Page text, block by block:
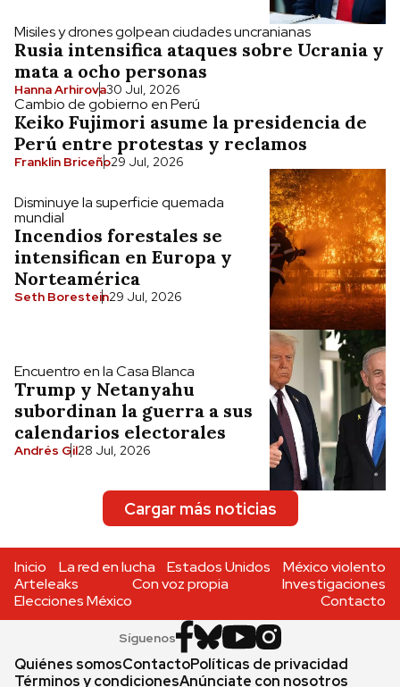
Misiles y drones golpean ciudades uncranianas
Rusia intensifica ataques sobre Ucrania y
mata a ocho personas
Hanna Arhirova30 Jul, 2026
Cambio de gobierno en Perú
Keiko Fujimori asume la presidencia de
Perú entre protestas y reclamos
Franklin Briceño29 Jul, 2026
Disminuye la superficie quemada
mundial
Incendios forestales se
intensifican en Europa y
Norteamérica
Seth Borestein29 Jul, 2026
Encuentro en la Casa Blanca
Trump y Netanyahu
subordinan la guerra a sus
calendarios electorales
Andrés Gil28 Jul, 2026
Cargar más noticias
Inicio La red en lucha Estados Unidos
México violento
Arteleaks
Con voz propia
Investigaciones
Elecciones México
Contacto
Síguenos
Quiénes somosContactoPolíticas de privacidad
Términos y condicionesAnúnciate con nosotros